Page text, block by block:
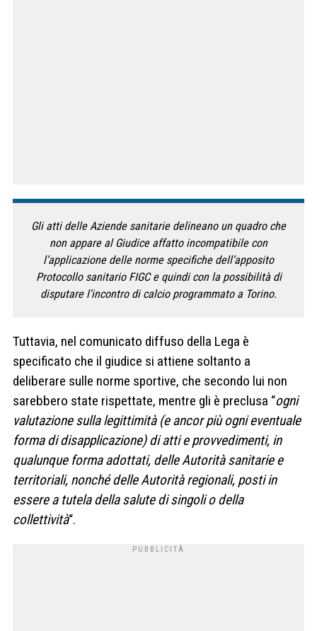
Gli atti delle Aziende sanitarie delineano un quadro che
non appare al Giudice affatto incompatibile con
l’applicazione delle norme specifiche dell’apposito
Protocollo sanitario FIGC e quindi con la possibilità di
disputare l’incontro di calcio programmato a Torino.
Tuttavia, nel comunicato diffuso della Lega è
specificato che il giudice si attiene soltanto a
deliberare sulle norme sportive, che secondo lui non
sarebbero state rispettate, mentre gli è preclusa “ogni
valutazione sulla legittimità (e ancor più ogni eventuale
forma di disapplicazione) di atti e provvedimenti, in
qualunque forma adottati, delle Autorità sanitarie e
territoriali, nonché delle Autorità regionali, posti in
essere a tutela della salute di singoli o della
collettività“.